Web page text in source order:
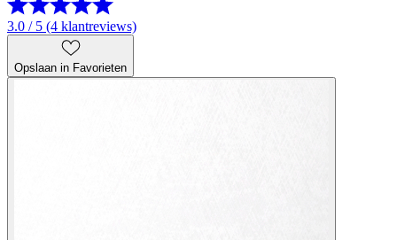
3.0 / 5 (4 klantreviews)
Opslaan in Favorieten